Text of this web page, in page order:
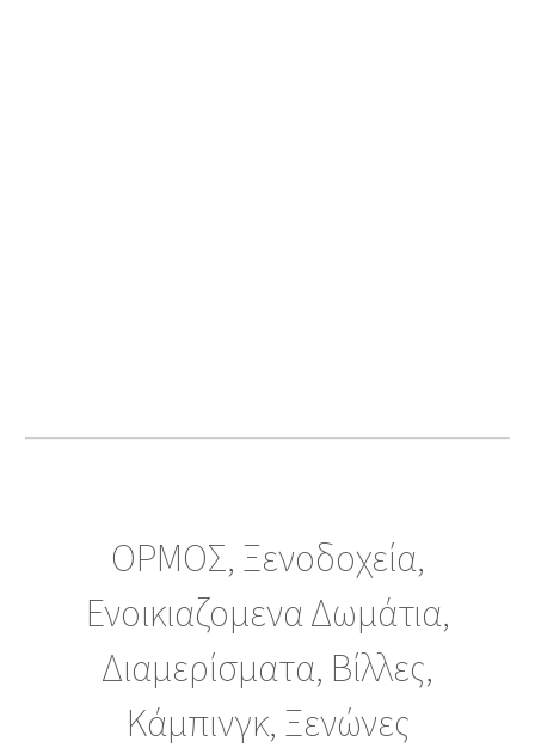
ΟΡΜΟΣ, Ξενοδοχεία,
Ενοικιαζομενα Δωμάτια,
Διαμερίσματα, Βίλλες,
Κάμπινγκ, Ξενώνες